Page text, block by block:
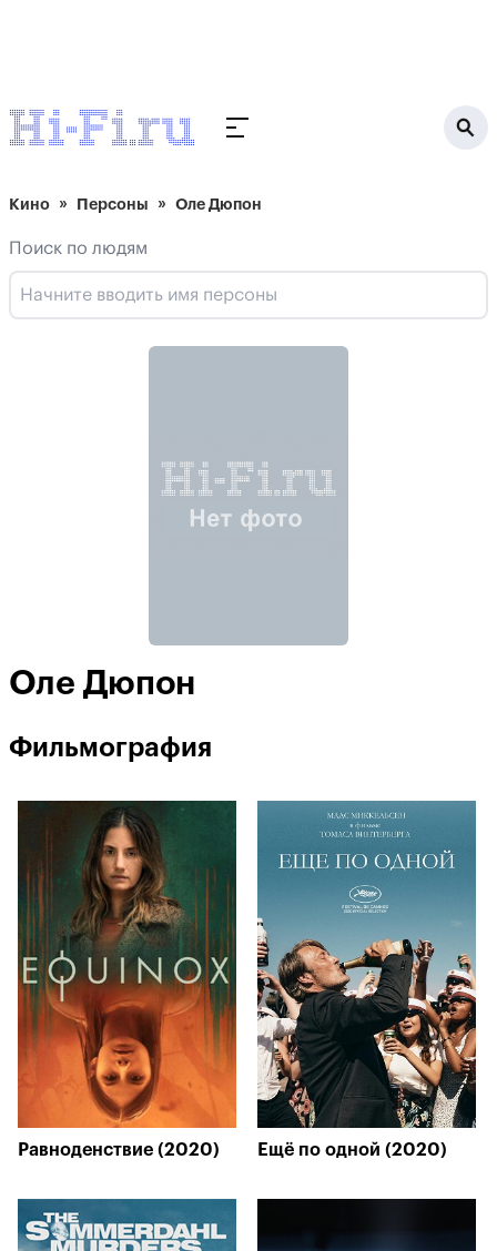
Кино Персоны Оле Дюпон
Поиск по людям
Оле Дюпон
Фильмография
Равноденствие (2020) Ещё по одной (2020)